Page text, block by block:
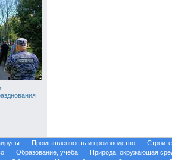
Промышленность и производство
Образование, учеба
Природа, окружающая